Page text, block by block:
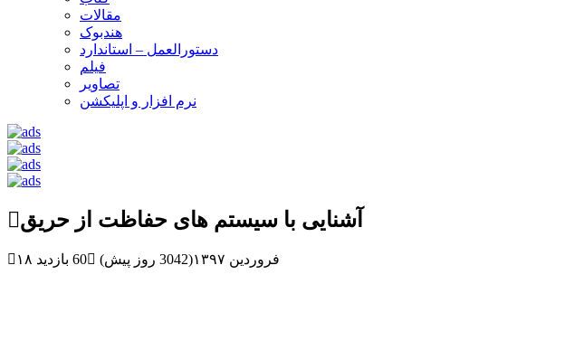
مقالات
هندبوک
دستورالعمل – استاندارد
فیلم
تصاویر
نرم افزار و اپلیکشن
آشنایی با سیستم های حفاظت از حریق
۱۸ فروردین ۱۳۹۷(3042 روز پیش) 60 بازدید